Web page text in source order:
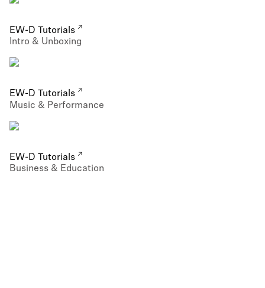
EW-D Tutorials
Intro & Unboxing
EW-D Tutorials
Music & Performance
EW-D Tutorials
Business & Education